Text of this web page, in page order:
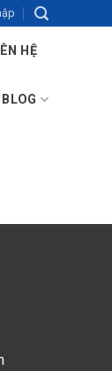
HỆ
BLOG